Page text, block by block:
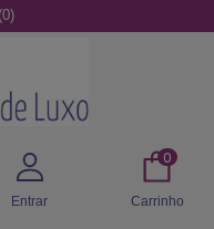
0)
Entrar
0
Carrinho